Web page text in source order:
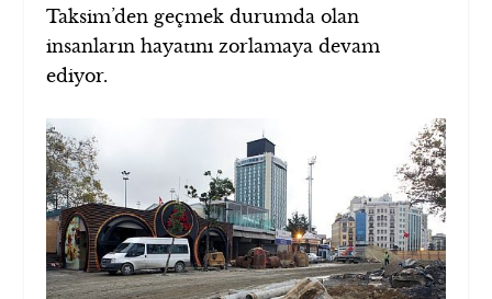
Taksim’den geçmek durumda olan
insanların hayatını zorlamaya devam
ediyor.